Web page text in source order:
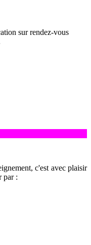
sur rendez-vous
c'est avec plaisir
par :